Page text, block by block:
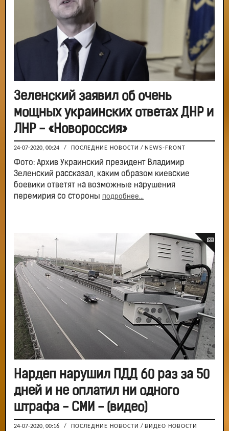
Зеленский заявил об очень
мощных украинских ответах ДНР и
ЛНР - «Новороссия»
24-07-2020, 00:24 / ПОСЛЕДНИЕ НОВОСТИ / NEWS-FRONT
Фото: Архив Украинский президент Владимир
Зеленский рассказал, каким образом киевские
боевики ответят на возможные нарушения
перемирия со стороны подробнее...
Нардеп нарушил ПДД 60 раз за 50
дней и не оплатил ни одного
штрафа - СМИ - (видео)
24-07-2020, 00:16 / ПОСЛЕДНИЕ НОВОСТИ / ВИДЕО НОВОСТИ